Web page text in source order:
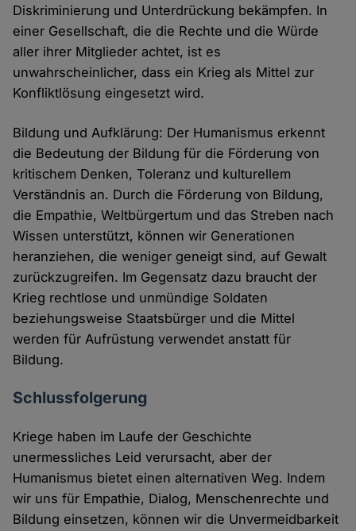
Diskriminierung und Unterdrückung bekämpfen. In
einer Gesellschaft, die die Rechte und die Würde
aller ihrer Mitglieder achtet, ist es
unwahrscheinlicher, dass ein Krieg als Mittel zur
Konfliktlösung eingesetzt wird.
Bildung und Aufklärung: Der Humanismus erkennt
die Bedeutung der Bildung für die Förderung von
kritischem Denken, Toleranz und kulturellem
Verständnis an. Durch die Förderung von Bildung,
die Empathie, Weltbürgertum und das Streben nach
Wissen unterstützt, können wir Generationen
heranziehen, die weniger geneigt sind, auf Gewalt
zurückzugreifen. Im Gegensatz dazu braucht der
Krieg rechtlose und unmündige Soldaten
beziehungsweise Staatsbürger und die Mittel
werden für Aufrüstung verwendet anstatt für
Bildung.
Schlussfolgerung
Kriege haben im Laufe der Geschichte
unermessliches Leid verursacht, aber der
Humanismus bietet einen alternativen Weg. Indem
wir uns für Empathie, Dialog, Menschenrechte und
Bildung einsetzen, können wir die Unvermeidbarkeit